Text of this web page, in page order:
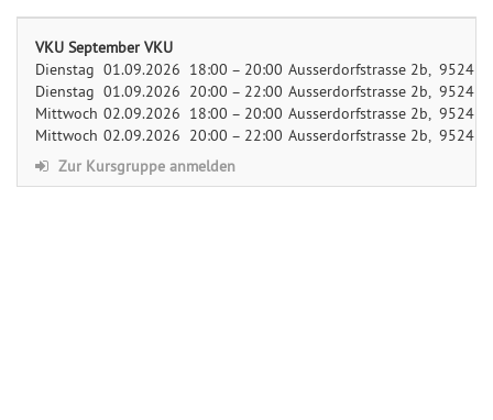
VKU September VKU
Dienstag 01.09.2026 18:00 – 20:00 Ausserdorfstrasse 2b, 9524
Dienstag 01.09.2026 20:00 – 22:00 Ausserdorfstrasse 2b, 9524
Mittwoch 02.09.2026 18:00 – 20:00 Ausserdorfstrasse 2b, 9524
Mittwoch 02.09.2026 20:00 – 22:00 Ausserdorfstrasse 2b, 9524
Zur Kursgruppe anmelden